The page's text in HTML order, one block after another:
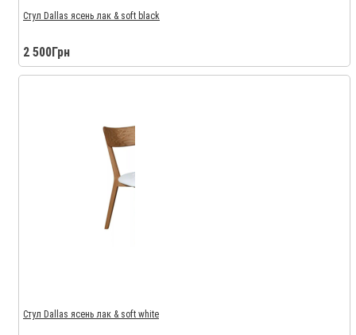
Стул Dallas ясень лак & soft black
2 500Грн
Стул Dallas ясень лак & soft white